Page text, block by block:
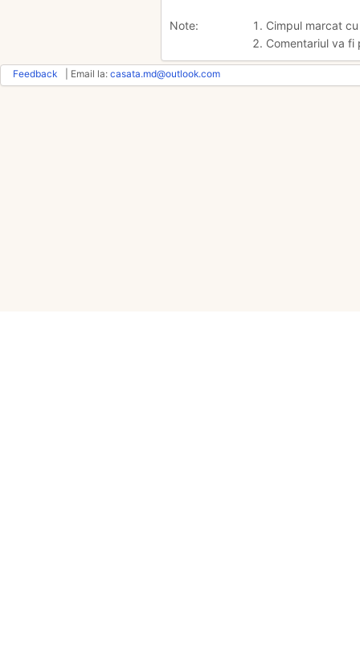
Note:
1. Cimpul marcat
2. Comentariul va
Feedback | Email la: casata.md@outlook.com